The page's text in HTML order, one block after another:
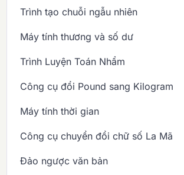
Trình tạo chuỗi ngẫu nhiên
Máy tính thương và số dư
Trình Luyện Toán Nhẩm
Công cụ đổi Pound sang Kilogram
Máy tính thời gian
Công cụ chuyển đổi chữ số La Mã
Đảo ngược văn bản